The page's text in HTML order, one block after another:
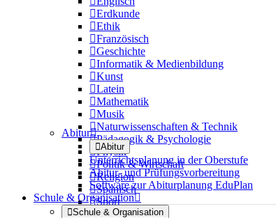
Erdkunde
Ethik
Französisch
Geschichte
Informatik & Medienbildung
Kunst
Latein
Mathematik
Musik
Naturwissenschaften & Technik
Pädagogik & Psychologie
Physik
Politik & Wirtschaft
Religion
Spanisch
Sport
Abitur
Abitur
Unterrichtsplanung in der Oberstufe
Abitur- und Prüfungsvorbereitung
Software zur Abiturplanung EduPlan
Schule & Organisation
Schule & Organisation